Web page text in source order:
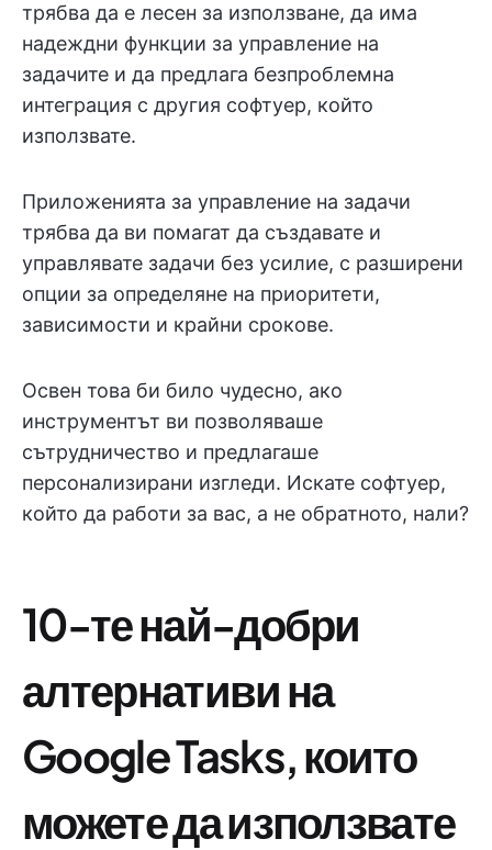
трябва да е лесен за използване, да има
надеждни функции за управление на
задачите и да предлага безпроблемна
интеграция с другия софтуер, който
използвате.
Приложенията за управление на задачи
трябва да ви помагат да създавате и
управлявате задачи без усилие, с разширени
опции за определяне на приоритети,
зависимости и крайни срокове.
Освен това би било чудесно, ако
инструментът ви позволяваше
сътрудничество и предлагаше
персонализирани изгледи. Искате софтуер,
който да работи за вас, а не обратното, нали?
10-те най-добри
алтернативи на
Google Tasks, които
можете да използвате